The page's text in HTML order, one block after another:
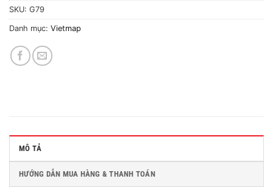
SKU: G79
Danh mục: Vietmap
MÔ TẢ
HƯỚNG DẪN MUA HÀNG & THANH TOÁN